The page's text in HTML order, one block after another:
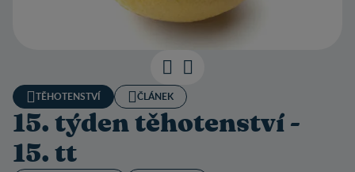
TĚHOTENSTVÍ ČLÁNEK
15. týden těhotenství -
15. tt